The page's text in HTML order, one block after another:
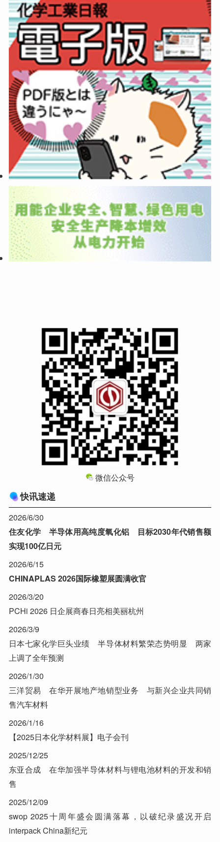
微信公众号
快讯速递
2026/6/30
住友化学 半导体用高纯度氧化铝 目标2030年代销售额
实现100亿日元
2026/6/15
CHINAPLAS 2026国际橡塑展圆满收官
2026/3/20
PCHi 2026 日企展商春日亮相美丽杭州
2026/3/9
日本七家化学巨头业绩 半导体材料繁荣态势明显 两家
上调了全年预测
2026/1/30
三洋贸易 在华开展地产地销型业务 与新兴企业共同销
售汽车材料
2026/1/16
【2025日本化学材料展】电子会刊
2025/12/25
东亚合成 在华加强半导体材料与锂电池材料的开发和销
售
2025/12/09
swop 2025十周年盛会圆满落幕，以破纪录盛况开启
interpack China新纪元